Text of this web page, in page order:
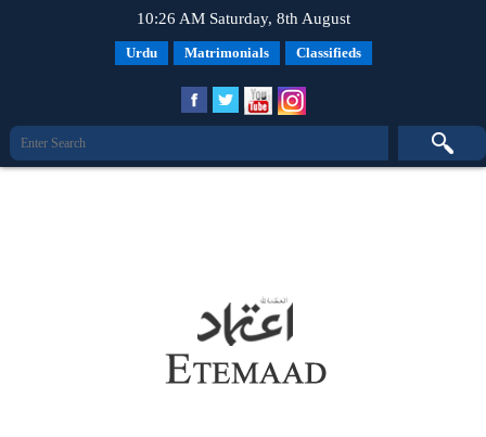
10:26 AM Saturday, 8th August
Urdu Matrimonials Classifieds